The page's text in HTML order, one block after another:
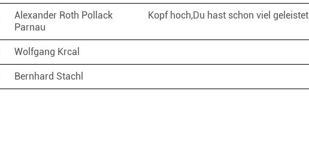
Alexander Roth Pollack
Parnau
Kopf hoch,Du hast schon viel geleistet
Wolfgang Krcal
Bernhard Stachl